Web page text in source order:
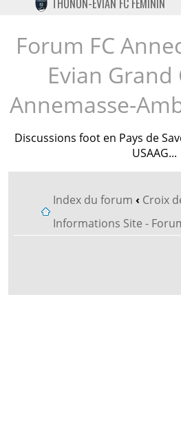
TWITTER
INSTAGRAM
THONON-EVIAN FC FÉMININ
Forum FC
Evian Grand
Annemasse-
Discussions foot en Pays de
USAAG...
Index du forum ‹ Croix
Informations Site -